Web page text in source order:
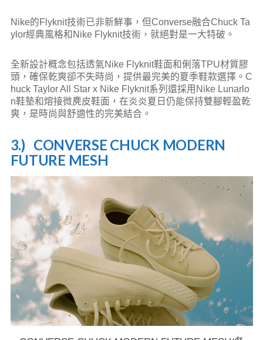
Nike的Flyknit技術已非新鮮事，但Converse融合Chuck Ta
ylor經典風格和Nike Flyknit技術，就絕對是一大特破。
全新設計概念包括透氣Nike Flyknit鞋面和俐落TPU材質膠
頭，確保乾爽卻不失時尚，提供最完美的夏季鞋款選擇。C
huck Taylor All Star x Nike Flyknit系列還採用Nike Lunarlo
n鞋墊和熔接微麂皮鞋面，在炎炎夏日仍能保持雙腳輕盈乾
爽，是時尚與舒適性的完美結合。
3.) CONVERSE CHUCK MODERN
FUTURE MESH